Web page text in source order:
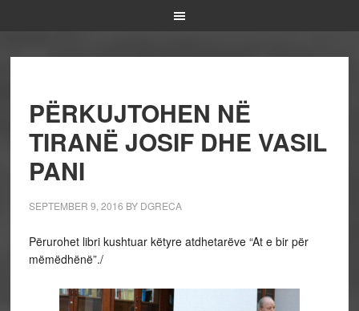
PËRKUJTOHEN NË
TIRANË JOSIF DHE VASIL
PANI
SEPTEMBER 9, 2016 BY DGRECA
Përurohet libri kushtuar këtyre atdhetarëve “At e bir për
mëmëdhënë”./